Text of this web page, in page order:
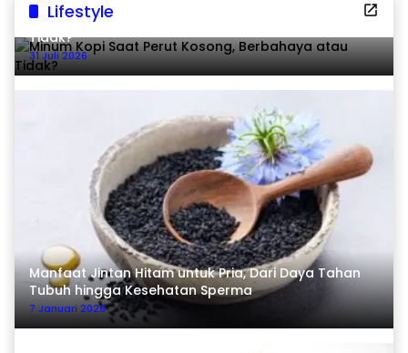
Lifestyle
Minum Kopi Saat Perut Kosong, Berbahaya atau
Tidak?
31 Juli 2026
Manfaat Jintan Hitam untuk Pria, Dari Daya Tahan
Tubuh hingga Kesehatan Sperma
7 Januari 2026